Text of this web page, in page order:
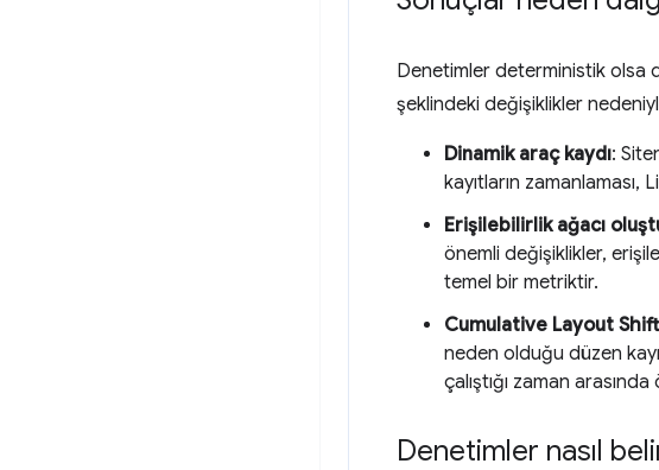
Denetimler deterministik olsa
şeklindeki değişiklikler
Dinamik araç kaydı:
kayıtların zamanlaması,
Erişilebilirlik ağacı
önemli değişiklikler,
temel bir metriktir.
Cumulative Layout
neden olduğu düzen
çalıştığı zaman
Denetimler nasıl